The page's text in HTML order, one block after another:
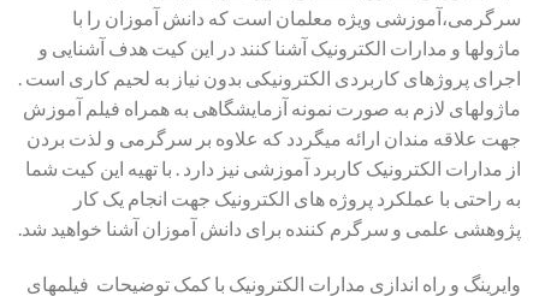
سرگرمی،آموزشی ویژه معلمان است که دانش آموزان را با
ماژولها و مدارات الکترونیک آشنا کنند در این کیت هدف آشنایی و
اجرای پروژهای کاربردی الکترونیکی بدون نیاز به لحیم کاری است .
ماژولهای لازم به صورت نمونه آزمایشگاهی به همراه فیلم آموزش
جهت علاقه مندان ارائه میگردد که علاوه بر سرگرمی و لذت بردن
از مدارات الکترونیک کاربرد آموزشی نیز دارد . با تهیه این کیت شما
به راحتی با عملکرد پروژه های الکترونیک جهت انجام یک کار
پژوهشی علمی و سرگرم کننده برای دانش آموزان آشنا خواهید شد.
وایرینگ و راه اندازی مدارات الکترونیک با کمک توضیحات فیلمهای